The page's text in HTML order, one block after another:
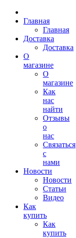
Главная
Главная
Доставка
Доставка
О
магазине
О
магазине
Как
нас
найти
Отзывы
о
нас
Связаться
с
нами
Новости
Новости
Статьи
Видео
Как
купить
Как
купить